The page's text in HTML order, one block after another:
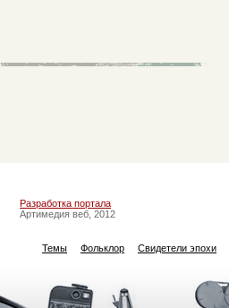
Разработка портала
Артимедия веб, 2012
Темы Фольклор Свидетели эпохи